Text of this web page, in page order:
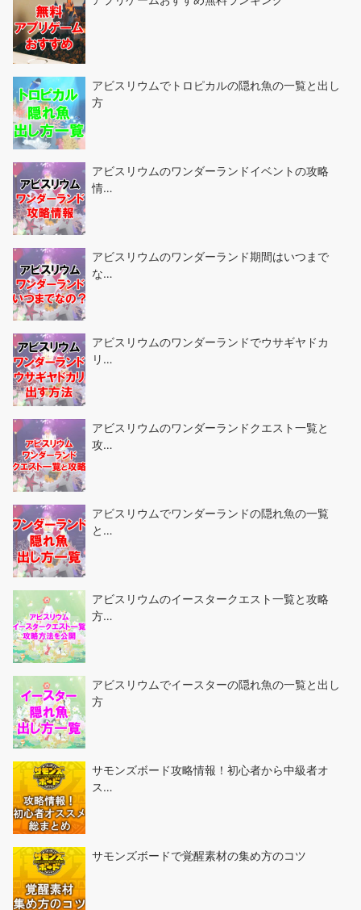
アビスリウムでトロピカルの隠れ魚の一覧と出し
方
アビスリウムのワンダーランドイベントの攻略
情…
アビスリウムのワンダーランド期間はいつまで
な…
アビスリウムのワンダーランドでウサギヤドカ
リ…
アビスリウムのワンダーランドクエスト一覧と
攻…
アビスリウムでワンダーランドの隠れ魚の一覧
と…
アビスリウムのイースタークエスト一覧と攻略
方…
アビスリウムでイースターの隠れ魚の一覧と出し
方
サモンズボード攻略情報！初心者から中級者オ
ス…
サモンズボードで覚醒素材の集め方のコツ